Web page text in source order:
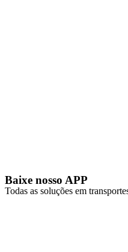
Baixe nosso APP
Todas as soluções em